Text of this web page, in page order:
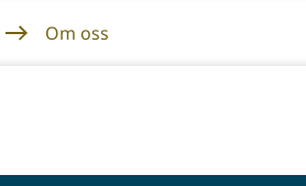
Om oss